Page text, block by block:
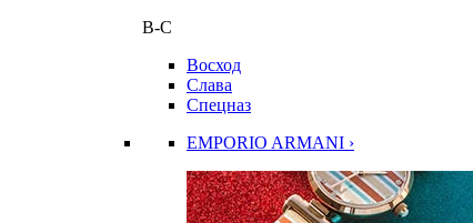
В-С
Восход
Слава
Спецназ
EMPORIO ARMANI ›